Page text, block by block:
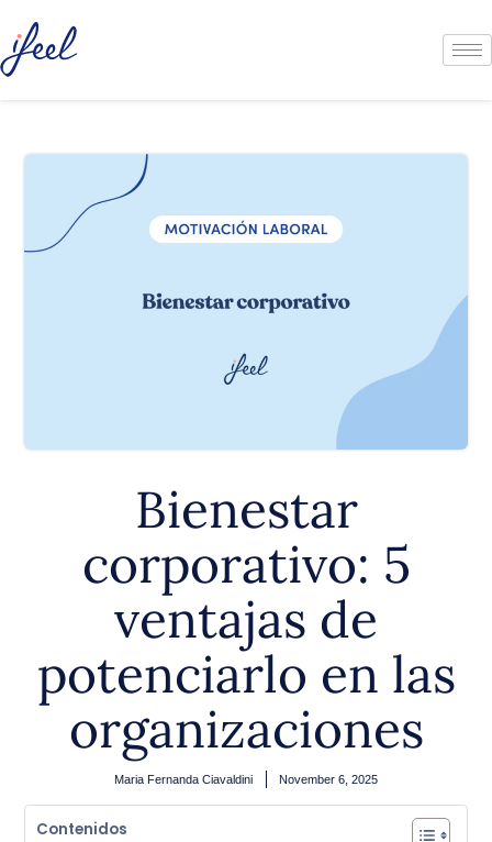
Bienestar
corporativo: 5
ventajas de
potenciarlo en las
organizaciones
Maria Fernanda Ciavaldini November 6, 2025
Contenidos